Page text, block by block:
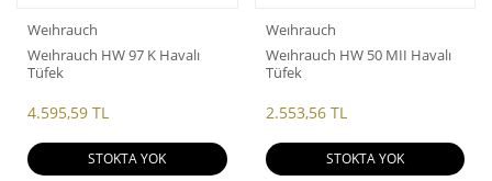
Weıhrauch
Weıhrauch HW 97 K Havalı
Tüfek
4.595,59 TL
STOKTA YOK
Weıhrauch
Weıhrauch HW 50 MII Havalı
Tüfek
2.553,56 TL
STOKTA YOK